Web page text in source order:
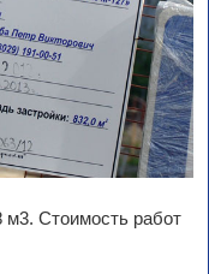
м3. Стоимость работ